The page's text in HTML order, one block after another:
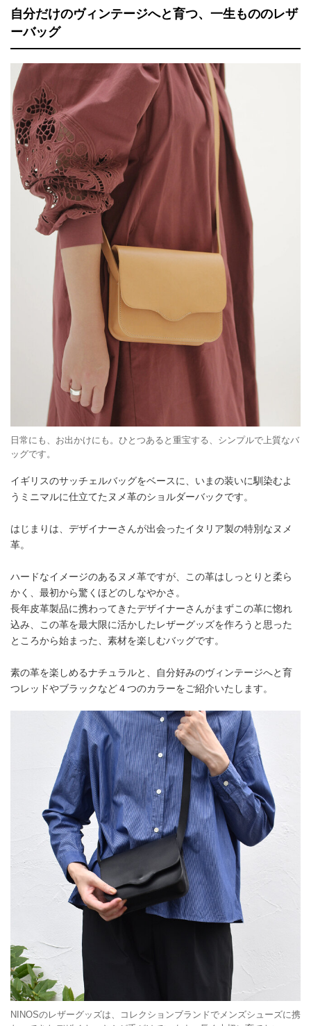
自分だけのヴィンテージへと育つ、一生もののレザ
ーバッグ
日常にも、お出かけにも。ひとつあると重宝する、シンプルで上質なバ
ッグです。
イギリスのサッチェルバッグをベースに、いまの装いに馴染むよ
うミニマルに仕立てたヌメ革のショルダーバックです。
はじまりは、デザイナーさんが出会ったイタリア製の特別なヌメ
革。
ハードなイメージのあるヌメ革ですが、この革はしっとりと柔ら
かく、最初から驚くほどのしなやかさ。
長年皮革製品に携わってきたデザイナーさんがまずこの革に惚れ
込み、この革を最大限に活かしたレザーグッズを作ろうと思った
ところから始まった、素材を楽しむバッグです。
素の革を楽しめるナチュラルと、自分好みのヴィンテージへと育
つレッドやブラックなど４つのカラーをご紹介いたします。
NINOSのレザーグッズは、コレクションブランドでメンズシューズに携